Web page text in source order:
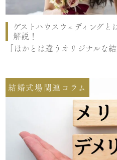
ゲストハウスウェディングと
解説！
「ほかとは違うオリジナルな結
結婚式場関連コラム